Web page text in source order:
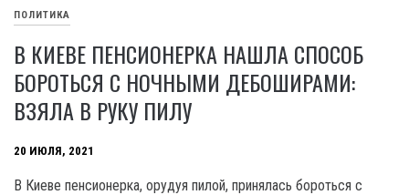
ПОЛИТИКА
В КИЕВЕ ПЕНСИОНЕРКА НАШЛА СПОСОБ
БОРОТЬСЯ С НОЧНЫМИ ДЕБОШИРАМИ:
ВЗЯЛА В РУКУ ПИЛУ
20 ИЮЛЯ, 2021
В Киеве пенсионерка, орудуя пилой, принялась бороться с